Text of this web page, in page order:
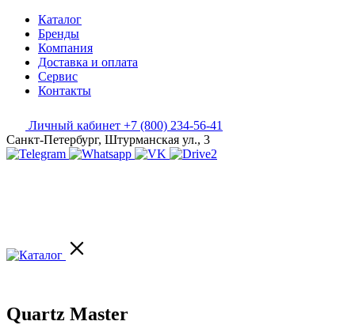
Каталог
Бренды
Компания
Доставка и оплата
Сервис
Контакты
Личный кабинет +7 (800) 234-56-41
Санкт-Петербург, Штурманская ул., 3
Quartz Master